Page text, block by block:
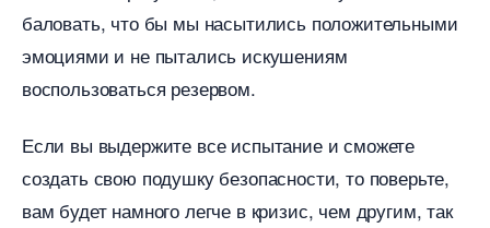
аловать, что бы мы насытились положительными
эмоциями и не пытались искушениям
оспользоваться резервом.
Если вы выдержите все испытание и сможете
создать свою подушку безопасности, то поверьте,
ам будет намного легче в кризис, чем другим, так